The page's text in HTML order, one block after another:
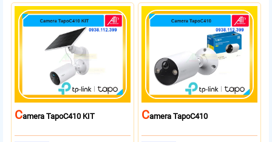
CAmera TapoC410 KIT CAmera TapoC410